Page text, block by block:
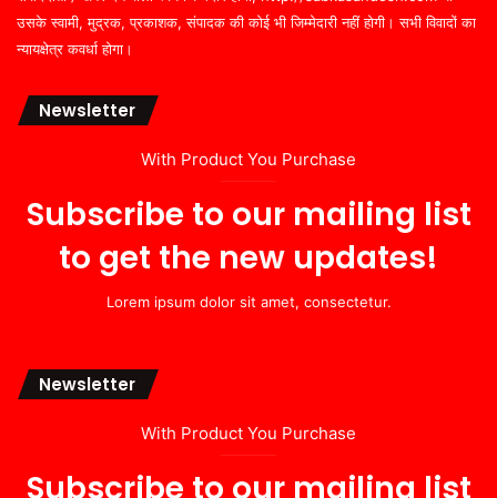
उसके स्वामी, मुद्रक, प्रकाशक, संपादक की कोई भी जिम्मेदारी नहीं होगी। सभी विवादों का
न्यायक्षेत्र कवर्धा होगा।
Newsletter
With Product You Purchase
Subscribe to our mailing list
to get the new updates!
Lorem ipsum dolor sit amet, consectetur.
Newsletter
With Product You Purchase
Subscribe to our mailing list